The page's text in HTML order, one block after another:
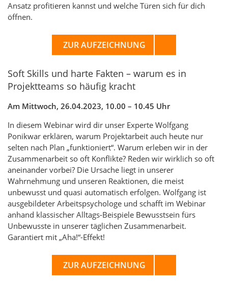
Ansatz profitieren kannst und welche Türen sich für dich
öffnen.
ZUR AUFZEICHNUNG
Soft Skills und harte Fakten – warum es in
Projektteams so häufig kracht
Am Mittwoch, 26.04.2023, 10.00 – 10.45 Uhr
In diesem Webinar wird dir unser Experte Wolfgang
Ponikwar erklären, warum Projektarbeit auch heute nur
selten nach Plan „funktioniert“. Warum erleben wir in der
Zusammenarbeit so oft Konflikte? Reden wir wirklich so oft
aneinander vorbei? Die Ursache liegt in unserer
Wahrnehmung und unseren Reaktionen, die meist
unbewusst und quasi automatisch erfolgen. Wolfgang ist
ausgebildeter Arbeitspsychologe und schafft im Webinar
anhand klassischer Alltags-Beispiele Bewusstsein fürs
Unbewusste in unserer täglichen Zusammenarbeit.
Garantiert mit „Aha!“-Effekt!
ZUR AUFZEICHNUNG